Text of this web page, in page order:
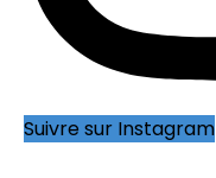
Suivre sur Instagram